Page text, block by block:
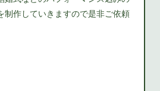
制作していきますので是非ご依頼